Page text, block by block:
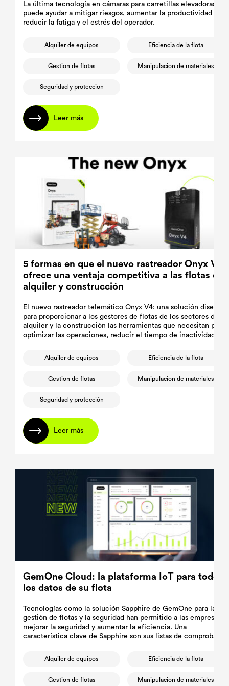
La última tecnología en cámaras para carretillas elevadoras
puede ayudar a mitigar riesgos, aumentar la productividad y
reducir la fatiga y el estrés del operador.
Alquiler de equipos Eficiencia de la flota
Gestión de flotas Manipulación de materiales
Seguridad y protección
Leer más
5 formas en que el nuevo rastreador Onyx V4
ofrece una ventaja competitiva a las flotas de
alquiler y construcción
El nuevo rastreador telemático Onyx V4: una solución diseñada
para proporcionar a los gestores de flotas de los sectores del
alquiler y la construcción las herramientas que necesitan para
optimizar las operaciones, reducir el tiempo de inactividad y
Alquiler de equipos Eficiencia de la flota
Gestión de flotas Manipulación de materiales
Seguridad y protección
Leer más
GemOne Cloud: la plataforma IoT para todos
los datos de su flota
Tecnologías como la solución Sapphire de GemOne para la
gestión de flotas y la seguridad han permitido a las empresas
mejorar la seguridad y aumentar la eficiencia. Una
característica clave de Sapphire son sus listas de
Alquiler de equipos Eficiencia de la flota
Gestión de flotas Manipulación de materiales